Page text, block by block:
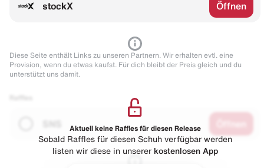
stockX Öffnen
Diese Seite enthält Links zu unseren Partnern. Wir erhalten evtl. eine
Provision, wenn du etwas kaufst. Für dich bleibt der Preis gleich und du
unterstützt uns damit.
Aktuell keine Raffles für diesen Release
Sobald Raffles für diesen Schuh verfügbar werden
listen wir diese in unserer kostenlosen App